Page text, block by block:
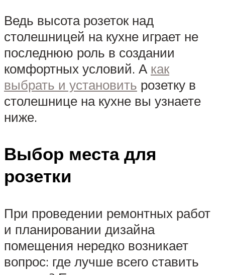
Ведь высота розеток над
столешницей на кухне играет не
последнюю роль в создании
комфортных условий. А как
выбрать и установить розетку в
столешнице на кухне вы узнаете
ниже.
Выбор места для
розетки
При проведении ремонтных работ
и планировании дизайна
помещения нередко возникает
вопрос: где лучше всего ставить